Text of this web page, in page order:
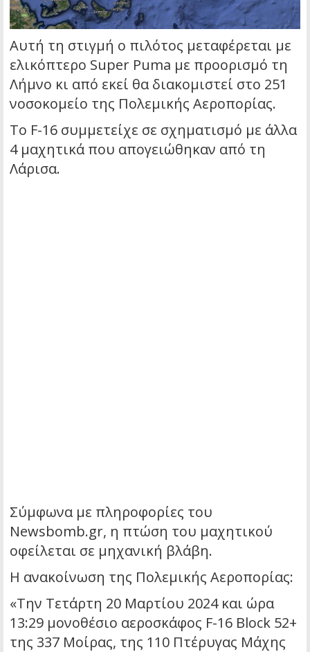
Αυτή τη στιγμή ο πιλότος μεταφέρεται με
ελικόπτερο Super Puma με προορισμό τη
Λήμνο κι από εκεί θα διακομιστεί στο 251
νοσοκομείο της Πολεμικής Αεροπορίας.
Το F-16 συμμετείχε σε σχηματισμό με άλλα
4 μαχητικά που απογειώθηκαν από τη
Λάρισα.
Σύμφωνα με πληροφορίες του
Newsbomb.gr, η πτώση του μαχητικού
οφείλεται σε μηχανική βλάβη.
Η ανακοίνωση της Πολεμικής Αεροπορίας:
«Την Τετάρτη 20 Μαρτίου 2024 και ώρα
13:29 μονοθέσιο αεροσκάφος F-16 Block 52+
της 337 Μοίρας, της 110 Πτέρυγας Μάχης